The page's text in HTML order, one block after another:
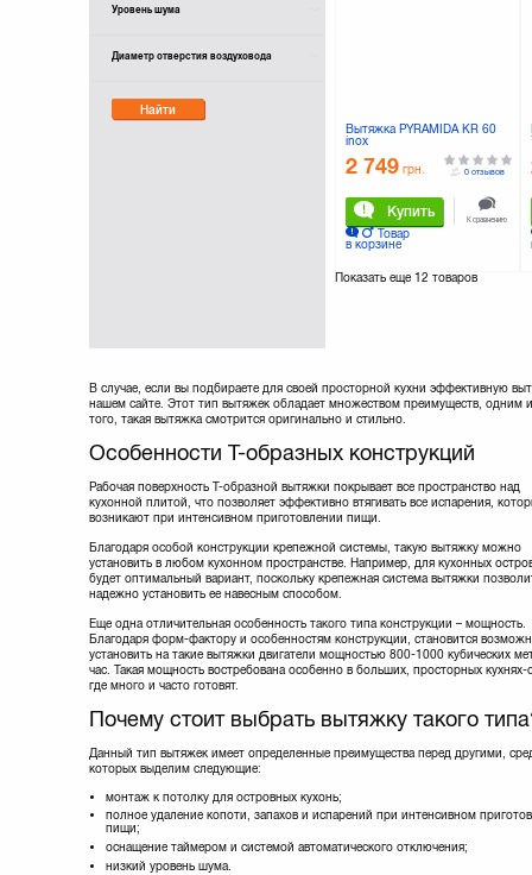
Уровень шума
Диаметр отверстия воздуховода
Найти
Вытяжка PYRAMIDA KR 60
inox
2 749 грн.
Купить
Товар
в корзине
0 отзывов
К сравнению
Показать еще12 товаров
В случае, если вы подбираете для своей просторной кухни эффективную
нашем сайте. Этот тип вытяжек обладает множеством преимуществ, одним
того, такая вытяжка смотрится оригинально и стильно.
Особенности Т-образных конструкций
Рабочая поверхность Т-образной вытяжки покрывает все пространство над
кухонной плитой, что позволяет эффективно втягивать все испарения,
возникают при интенсивном приготовлении пищи.
Благодаря особой конструкции крепежной системы, такую вытяжку можно
установить в любом кухонном пространстве. Например, для кухонных
будет оптимальный вариант, поскольку крепежная система вытяжки
надежно установить ее навесным способом.
Еще одна отличительная особенность такого типа конструкции – мощность.
Благодаря форм-фактору и особенностям конструкции, становится
установить на такие вытяжки двигатели мощностью 800-1000 кубических
час. Такая мощность востребована особенно в больших, просторных кухнях-
где много и часто готовят.
Почему стоит выбрать вытяжку такого
Данный тип вытяжек имеет определенные преимущества перед другими,
которых выделим следующие:
монтаж к потолку для островных кухонь;
полное удаление копоти, запахов и испарений при интенсивном
пищи;
оснащение таймером и системой автоматического отключения;
низкий уровень шума.